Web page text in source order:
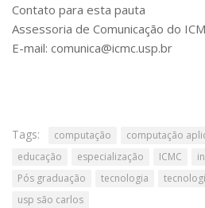
Contato para esta pauta
Assessoria de Comunicação do
E-mail: comunica@icmc.usp.br
Tags: computação computação
educação
especialização ICMC
Pós graduação
tecnologia
usp são carlos